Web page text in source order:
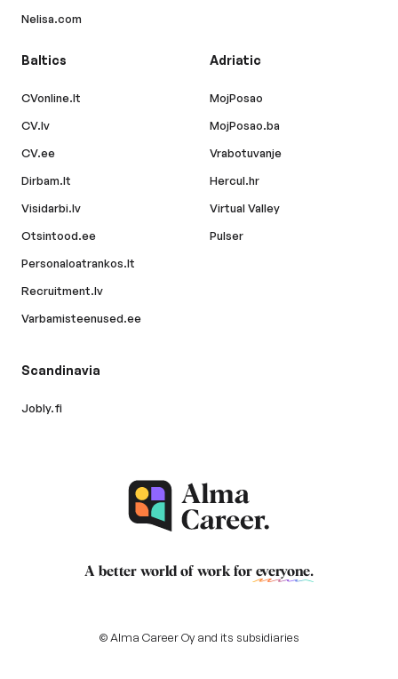
Nelisa.com
Baltics
CVonline.lt
CV.lv
CV.ee
Dirbam.lt
Visidarbi.lv
Otsintood.ee
Personaloatrankos.lt
Recruitment.lv
Varbamisteenused.ee
Adriatic
MojPosao
MojPosao.ba
Vrabotuvanje
Hercul.hr
Virtual Valley
Pulser
Scandinavia
Jobly.fi
A better world of work for everyone.
© Alma Career Oy and its subsidiaries